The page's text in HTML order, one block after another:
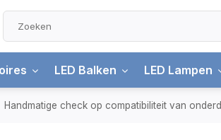
LED Balken LED Lampen
Handmatige check op compatibiliteit van